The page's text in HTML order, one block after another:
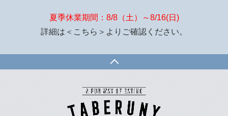
夏季休業期間：8/8（土）～8/16(日)
詳細は ＜こちら＞ よりご確認ください。